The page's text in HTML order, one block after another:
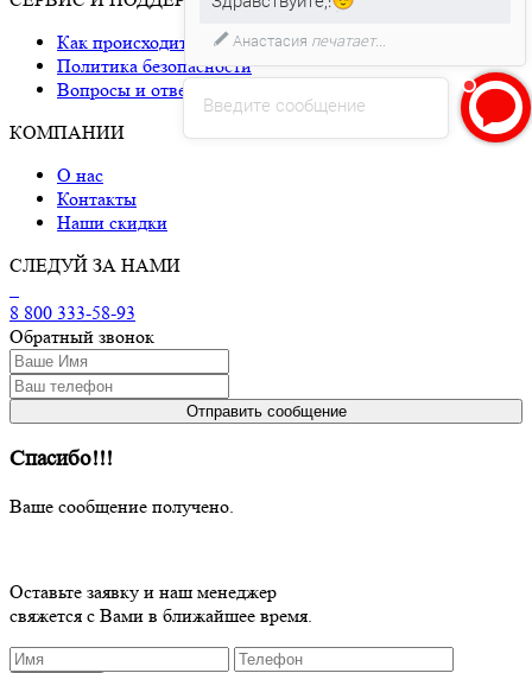
Как происходит доставка
Политика безопасности
Вопросы и ответы
КОМПАНИИ
О нас
Контакты
Наши скидки
СЛЕДУЙ ЗА НАМИ
8 800 333-58-93
Обратный звонок
Спасибо!!!
Ваше сообщение получено.
Оставьте заявку и наш менеджер
свяжется с Вами в ближайшее время.
Введите сообщение
Анастасия печатает...